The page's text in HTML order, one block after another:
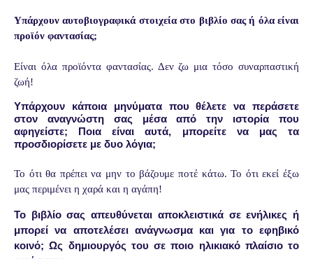
Υπάρχουν αυτοβιογραφικά στοιχεία στο βιβλίο σας ή όλα είναι
προϊόν φαντασίας;
Είναι όλα προϊόντα φαντασίας. Δεν ζω μια τόσο συναρπαστική
ζωή!
Υπάρχουν κάποια μηνύματα που θέλετε να περάσετε
στον αναγνώστη σας μέσα από την ιστορία που
αφηγείστε; Ποια είναι αυτά, μπορείτε να μας τα
προσδιορίσετε με δυο λόγια;
Το ότι θα πρέπει να μην το βάζουμε ποτέ κάτω. Το ότι εκεί έξω
μας περιμένει η χαρά και η αγάπη!
Το βιβλίο σας απευθύνεται αποκλειστικά σε ενήλικες ή
μπορεί να αποτελέσει ανάγνωσμα και για το εφηβικό
κοινό; Ως δημιουργός του σε ποιο ηλικιακό πλαίσιο το